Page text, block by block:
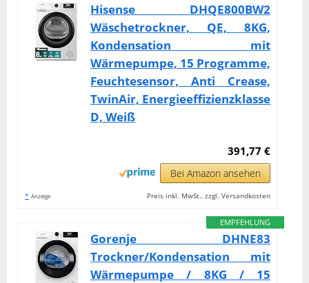
Hisense DHQE800BW2
Wäschetrockner, QE, 8KG,
Kondensation mit
Wärmepumpe, 15 Programme,
Feuchtesensor, Anti Crease,
TwinAir, Energieeffizienzklasse
D, Weiß
391,77 €
Bei Amazon ansehen
* Anzeige Preis inkl. MwSt., zzgl. Versandkosten
EMPFEHLUNG
Gorenje DHNE83
Trockner/Kondensation mit
Wärmepumpe / 8KG / 15